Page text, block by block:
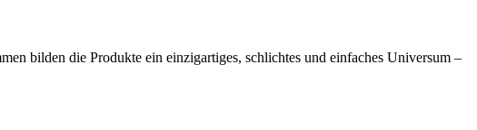
bilden die Produkte ein einzigartiges, schlichtes und einfaches Universum –